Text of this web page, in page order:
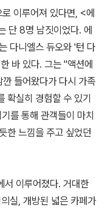
이루어져 있다면, <에
단 8명 남짓이었다. 에
다니엘스 듀오와 '턴 다
바 있다. 그는 "액션에
들어왔다가 다시 가족
확실히 경험할 수 있기
를 통해 관객들이 마치
한 느낌을 주고 싶었던
서 이루어졌다. 거대한
실, 개방된 넓은 카페가